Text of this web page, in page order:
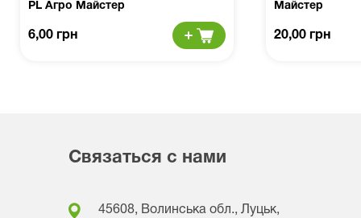
PL Агро Майстер
6,00 грн
Майстер
20,00 грн
Связаться с нами
45608, Волинська обл., Луцьк,